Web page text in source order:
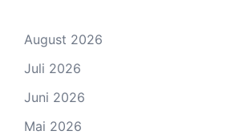
August 2026
Juli 2026
Juni 2026
Mai 2026